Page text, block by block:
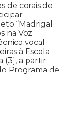
de corais de
“Madrigal
na Voz
vocal
à Escola
(3), a partir
Programa de